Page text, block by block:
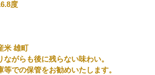
度
米 雄町
がらも後に残らない味わい。
での保管をお勧めいたします。